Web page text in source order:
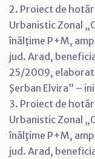
2. Proiect de
Urbanistic Zonal
înălţime P+M,
jud. Arad,
25/2009, elaborat
Şerban Elvira” –
3. Proiect de
Urbanistic Zonal
înălţime P+M,
jud. Arad,